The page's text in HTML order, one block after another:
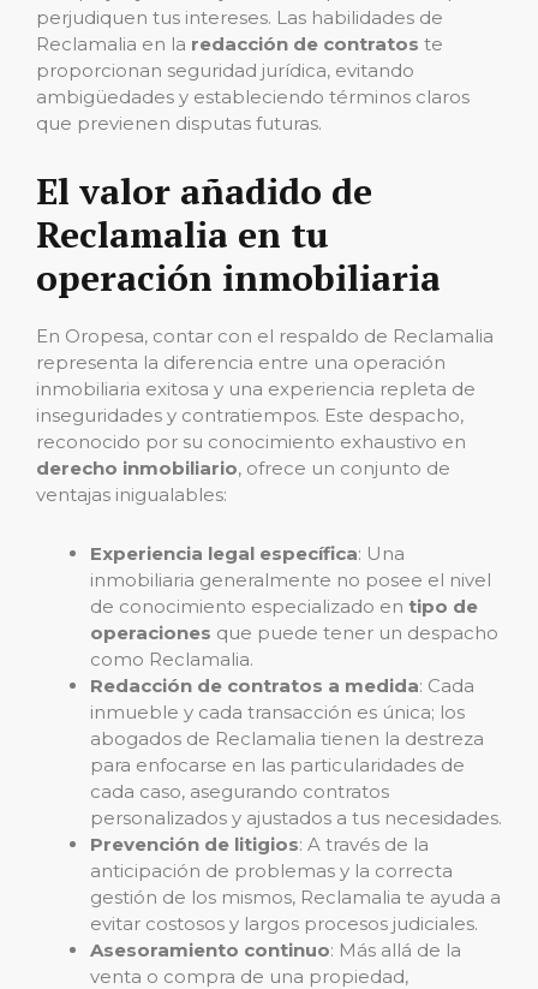
perjudiquen tus intereses. Las habilidades de
Reclamalia en la redacción de contratos te
proporcionan seguridad jurídica, evitando
ambigüedades y estableciendo términos claros
que previenen disputas futuras.
El valor añadido de
Reclamalia en tu
operación inmobiliaria
En Oropesa, contar con el respaldo de Reclamalia
representa la diferencia entre una operación
inmobiliaria exitosa y una experiencia repleta de
inseguridades y contratiempos. Este despacho,
reconocido por su conocimiento exhaustivo en
derecho inmobiliario, ofrece un conjunto de
ventajas inigualables:
Experiencia legal específica: Una
inmobiliaria generalmente no posee el nivel
de conocimiento especializado en tipo de
operaciones que puede tener un despacho
como Reclamalia.
Redacción de contratos a medida: Cada
inmueble y cada transacción es única; los
abogados de Reclamalia tienen la destreza
para enfocarse en las particularidades de
cada caso, asegurando contratos
personalizados y ajustados a tus necesidades.
Prevención de litigios: A través de la
anticipación de problemas y la correcta
gestión de los mismos, Reclamalia te ayuda a
evitar costosos y largos procesos judiciales.
Asesoramiento continuo: Más allá de la
venta o compra de una propiedad,